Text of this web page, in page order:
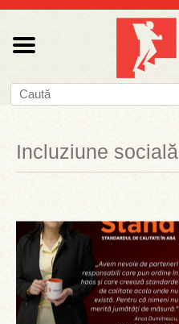
Incluziune socială